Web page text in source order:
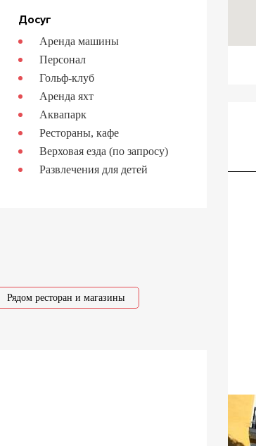
Досуг
Аренда машины
Персонал
Гольф-клуб
Аренда яхт
Аквапарк
Рестораны, кафе
Верховая езда (по запросу)
Развлечения для детей
Рядом ресторан и магазины
Вилла Антонелла